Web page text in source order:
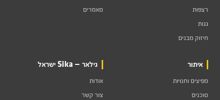
רצפות
גגות
חיזוק מבנים
מאמרים
איתור
מפיצים וחנויות
סוכנים
גילאר — Sika ישראל
אודות
צור קשר